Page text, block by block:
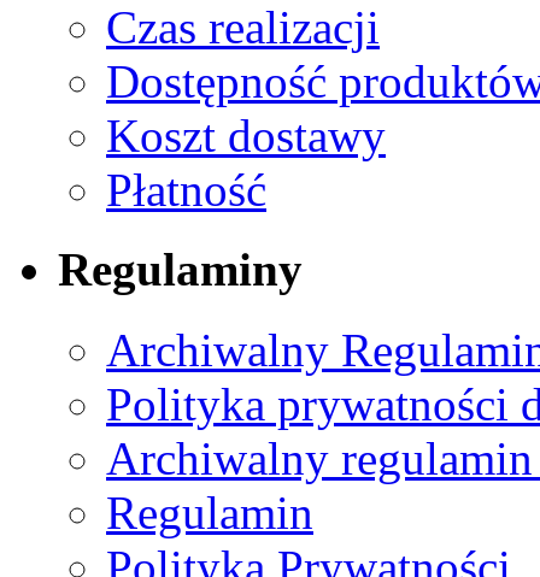
Czas realizacji
Dostępność
Koszt dostawy
Płatność
Regulaminy
Archiwalny
Polityka prywatności
Archiwalny
Regulamin
Polityka Prywatności